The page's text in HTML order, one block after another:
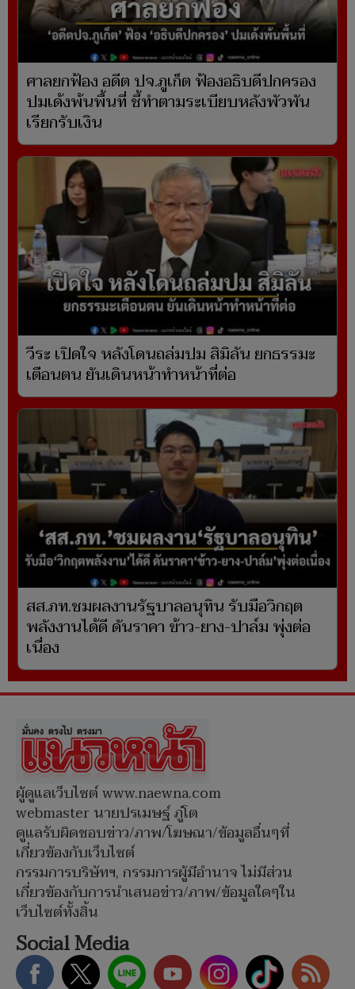
ศาลยกฟ้อง อดีต ปจ.ภูเก็ต ฟ้องอธิบดีปกครอง
ปมเด้งพ้นพื้นที่ ชี้ทำตามระเบียบหลังพัวพัน
เรียกรับเงิน
วีระ เปิดใจ หลังโดนถล่มปม สิมิลัน ยกธรรมะ
เตือนตน ยันเดินหน้าทำหน้าที่ต่อ
สส.ภท.ชมผลงานรัฐบาลอนุทิน รับมือวิกฤต
พลังงานได้ดี ดันราคา ข้าว-ยาง-ปาล์ม พุ่งต่อ
เนื่อง
ผู้ดูแลเว็บไซต์ www.naewna.com
webmaster นายปรเมษฐ์ ภู่โต
ดูแลรับผิดชอบข่าว/ภาพ/โฆษณา/ข้อมูลอื่นๆที่
เกี่ยวข้องกับเว็บไซต์
กรรมการบริษัทฯ, กรรมการผู้มีอำนาจ ไม่มีส่วน
เกี่ยวข้องกับการนำเสนอข่าว/ภาพ/ข้อมูลใดๆใน
เว็บไซต์ทั้งสิ้น
Social Media